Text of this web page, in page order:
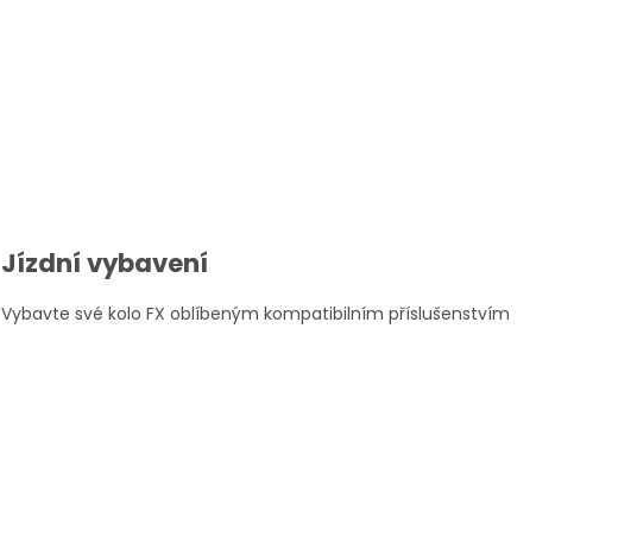
Jízdní vybavení
Vybavte své kolo FX oblíbeným kompatibilním příslušenstvím